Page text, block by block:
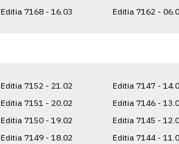
Editia 7168 - 16.03
Editia 7162 -
Editia 7152 - 21.02
Editia 7151 - 20.02
Editia 7150 - 19.02
Editia 7149 - 18.02
Editia 7147 -
Editia 7146 -
Editia 7145 -
Editia 7144 -